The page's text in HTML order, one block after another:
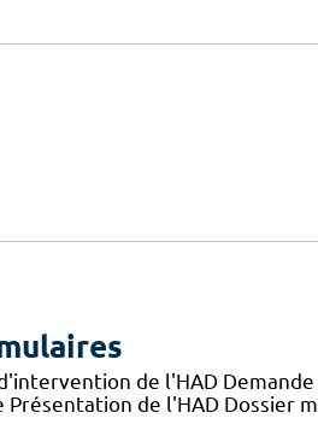
de l'HAD
de l'HAD Dossier